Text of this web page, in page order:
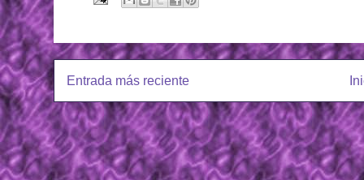
Entrada más reciente